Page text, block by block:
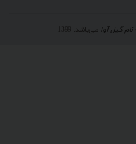
نام گیل آوا می‌باشد. 1399